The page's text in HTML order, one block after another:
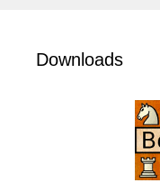
Downloads